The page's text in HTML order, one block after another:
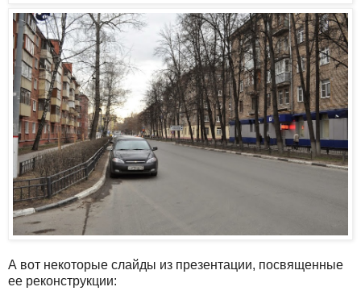
А вот некоторые слайды из презентации, посвященные
ее реконструкции: